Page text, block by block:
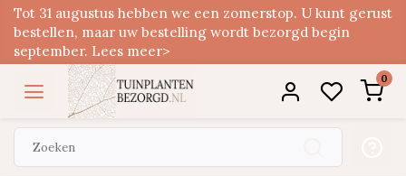
Tot 31 augustus hebben we een zomerstop. U kunt gerust
bestellen, maar uw bestelling wordt bezorgd begin
september. Lees meer>
0